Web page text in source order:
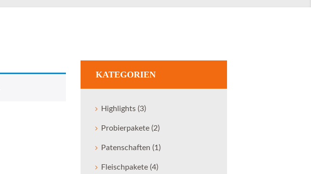
KATEGORIEN
Highlights (3)
Probierpakete (2)
Patenschaften (1)
Fleischpakete (4)